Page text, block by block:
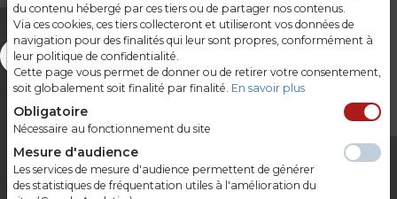
Gardons le contact
du contenu hébergé par ces tiers ou de partager nos contenus.
Via ces cookies, ces tiers collecteront et utiliseront vos données de
navigation pour des finalités qui leur sont propres, conformément à
leur politique de confidentialité.
Cette page vous permet de donner ou de retirer votre consentement,
soit globalement soit finalité par finalité. En savoir plus
Obligatoire
Nécessaire au fonctionnement du site
Mesure d'audience
Les services de mesure d'audience permettent de générer
des statistiques de fréquentation utiles à l'amélioration du